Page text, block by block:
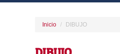
Inicio DIBUJO